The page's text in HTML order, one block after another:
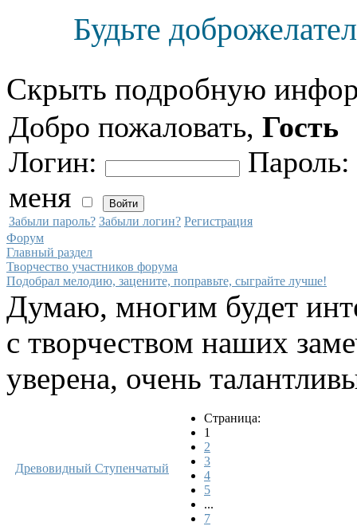
Будьте
Скрыть подробную
Добро пожаловать, Гость
Логин:
Пароль:
меня
Забыли пароль? Забыли логин? Регистрация
Форум
Главный раздел
Творчество участников форума
Подобрал мелодию, зацените, поправьте, сыграйте лучше!
Думаю, многим будет
с творчеством наших
уверена, очень
Древовидный Ступенчатый
Страница:
1
2
3
4
5
...
7